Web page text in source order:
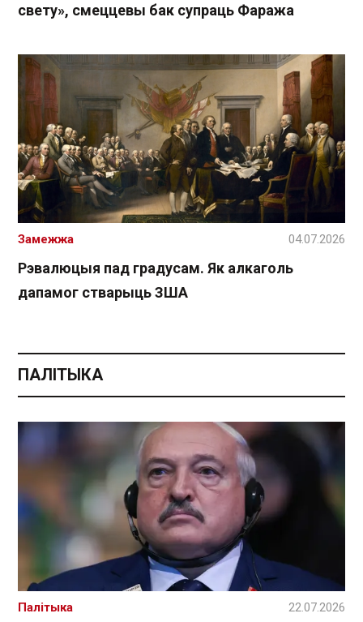
свету», смеццевы бак супраць Фаража
Рэвалюцыя пад градусам. Як алкаголь
дапамог стварыць ЗША
Замежжа 04.07.2026
ПАЛІТЫКА
Палітыка 22.07.2026